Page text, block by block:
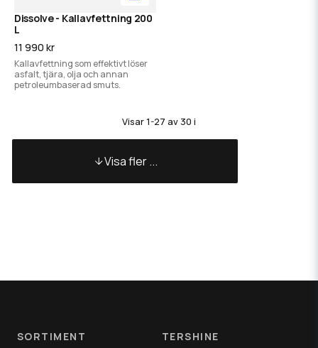
Dissolve - Kallavfettning 200
L
11 990 kr
Kallavfettning som effektivt löser
asfalt, tjära, olja och annan
petroleumbaserad smuts.
Visar 1-27 av 30 i
Visa fler ...
SORTIMENT
TERSHINE